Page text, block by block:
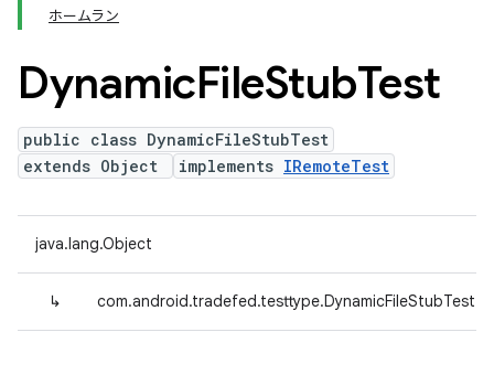
ホームラン
DynamicFileStubTest
public class DynamicFileStubTest
extends Object
implements IRemoteTest
java.lang.Object
↳ com.android.tradefed.testtype.DynamicFileStubTest